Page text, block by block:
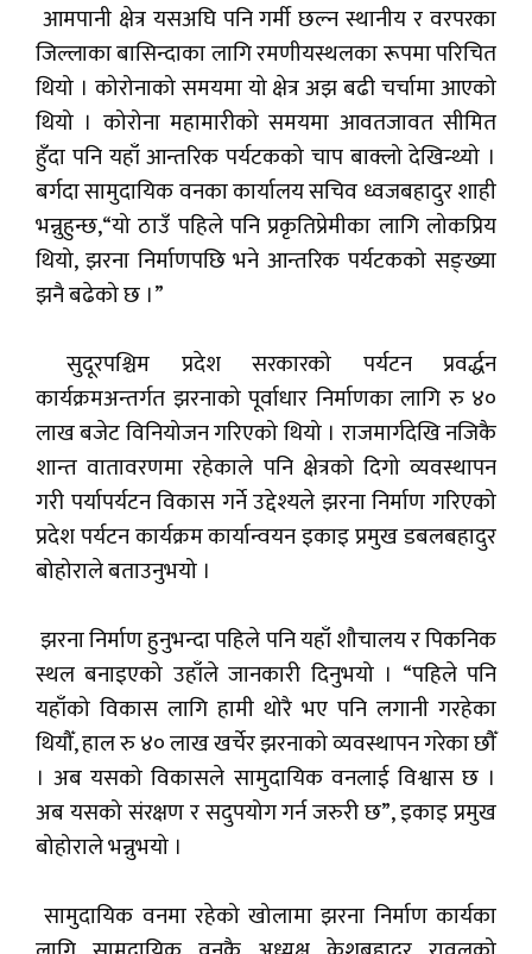
आमपानी क्षेत्र यसअघि पनि गर्मी छल्न स्थानीय र वरपरका
जिल्लाका बासिन्दाका लागि रमणीयस्थलका रूपमा परिचित
थियो । कोरोनाको समयमा यो क्षेत्र अझ बढी चर्चामा आएको
थियो । कोरोना महामारीको समयमा आवतजावत सीमित
हुँदा पनि यहाँ आन्तरिक पर्यटकको चाप बाक्लो देखिन्थ्यो ।
बर्गदा सामुदायिक वनका कार्यालय सचिव ध्वजबहादुर शाही
भन्नुहुन्छ,“यो ठाउँ पहिले पनि प्रकृतिप्रेमीका लागि लोकप्रिय
थियो, झरना निर्माणपछि भने आन्तरिक पर्यटकको सङ्ख्या
झनै बढेको छ ।”
सुदूरपश्चिम प्रदेश सरकारको पर्यटन प्रवर्द्धन
कार्यक्रमअन्तर्गत झरनाको पूर्वाधार निर्माणका लागि रु ४०
लाख बजेट विनियोजन गरिएको थियो । राजमार्गदेखि नजिकै
शान्त वातावरणमा रहेकाले पनि क्षेत्रको दिगो व्यवस्थापन
गरी पर्यापर्यटन विकास गर्ने उद्देश्यले झरना निर्माण गरिएको
प्रदेश पर्यटन कार्यक्रम कार्यान्वयन इकाइ प्रमुख डबलबहादुर
बोहोराले बताउनुभयो ।
झरना निर्माण हुनुभन्दा पहिले पनि यहाँ शौचालय र पिकनिक
स्थल बनाइएको उहाँले जानकारी दिनुभयो । “पहिले पनि
यहाँको विकास लागि हामी थोरै भए पनि लगानी गरहेका
थियौँ, हाल रु ४० लाख खर्चेर झरनाको व्यवस्थापन गरेका छौँ
। अब यसको विकासले सामुदायिक वनलाई विश्वास छ ।
अब यसको संरक्षण र सदुपयोग गर्न जरुरी छ”, इकाइ प्रमुख
बोहोराले भन्नुभयो ।
सामुदायिक वनमा रहेको खोलामा झरना निर्माण कार्यका